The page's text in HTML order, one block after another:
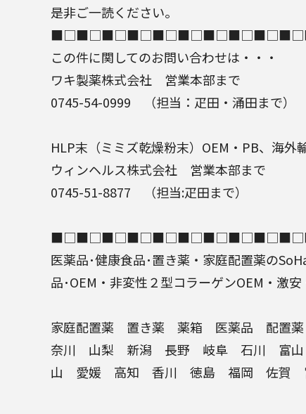
是非ご一読ください。
この件に関してのお問い合わせは・・・
ワキ製薬株式会社 営業本部まで
0745-54-0999 （担当：疋田・涌田まで）
HLP末 （ミミズ乾燥粉末） OEM ・ PB、海外
ウィンヘルス株式会社 営業本部まで
0745-51-8877 （担当:疋田まで）
医薬品･健康食品･置き薬 ・家庭配置薬の
品･OEM・非変性２型コラーゲンOEM ・激
家庭配置薬 置き薬 薬箱 医薬品 配置薬
奈川 山梨 新潟 長野 岐阜 石川 富
山 愛媛 高知 香川 徳島 福岡 佐賀